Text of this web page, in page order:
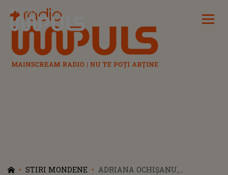
Radio Impuls
STIRI MONDENE
ADRIANA OCHIȘANU,